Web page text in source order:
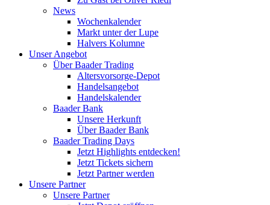
News
Wochenkalender
Markt unter der Lupe
Halvers Kolumne
Unser Angebot
Über Baader Trading
Altersvorsorge-Depot
Handelsangebot
Handelskalender
Baader Bank
Unsere Herkunft
Über Baader Bank
Baader Trading Days
Jetzt Highlights entdecken!
Jetzt Tickets sichern
Jetzt Partner werden
Unsere Partner
Unsere Partner